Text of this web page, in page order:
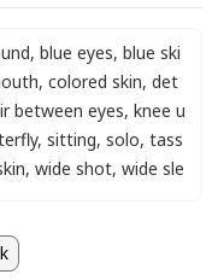
, blue eyes, blue ski
, colored skin, det
between eyes, knee u
, sitting, solo, tass
, wide shot, wide sle